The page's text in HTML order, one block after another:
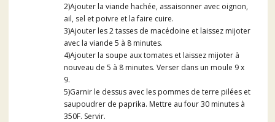
2)Ajouter la viande hachée, assaisonner avec oignon,
ail, sel et poivre et la faire cuire.
3)Ajouter les 2 tasses de macédoine et laissez mijoter
avec la viande 5 à 8 minutes.
4)Ajouter la soupe aux tomates et laissez mijoter à
nouveau de 5 à 8 minutes. Verser dans un moule 9 x
9.
5)Garnir le dessus avec les pommes de terre pilées et
saupoudrer de paprika. Mettre au four 30 minutes à
350F. Servir.